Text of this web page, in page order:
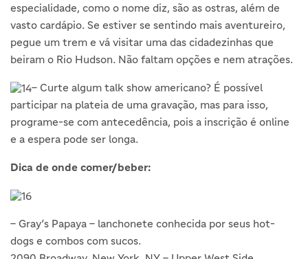
especialidade, como o nome diz, são as ostras, além de
vasto cardápio. Se estiver se sentindo mais aventureiro,
pegue um trem e vá visitar uma das cidadezinhas que
beiram o Rio Hudson. Não faltam opções e nem atrações.
– Curte algum talk show americano? É possível
participar na plateia de uma gravação, mas para isso,
programe-se com antecedência, pois a inscrição é online
e a espera pode ser longa.
Dica de onde comer/beber:
– Gray’s Papaya – lanchonete conhecida por seus hot-
dogs e combos com sucos.